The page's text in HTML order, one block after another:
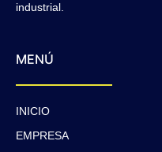
industrial.
MENÚ
INICIO
EMPRESA